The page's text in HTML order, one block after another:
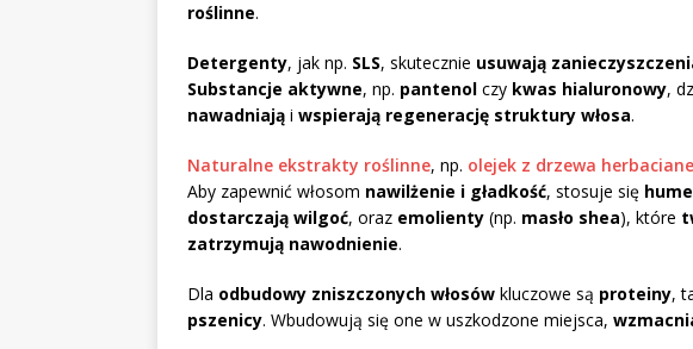
roślinne.
Detergenty, jak np. SLS, skutecznie usuwają
Substancje aktywne, np. pantenol czy kwas hialuronowy,
nawadniają i wspierają regenerację struktury włosa.
Naturalne ekstrakty roślinne, np. olejek z drzewa
Aby zapewnić włosom nawilżenie i gładkość, stosuje się
dostarczają wilgoć, oraz emolienty (np. masło shea), które
zatrzymują nawodnienie.
Dla odbudowy zniszczonych włosów kluczowe są proteiny,
pszenicy. Wbudowują się one w uszkodzone miejsca,